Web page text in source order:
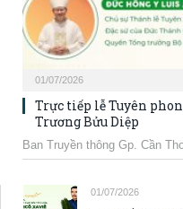
01/07/2026
Trực tiếp lễ Tuyên
Trương Bửu Diệp
Ban Truyền thông Gp. Cần
01/07/2026